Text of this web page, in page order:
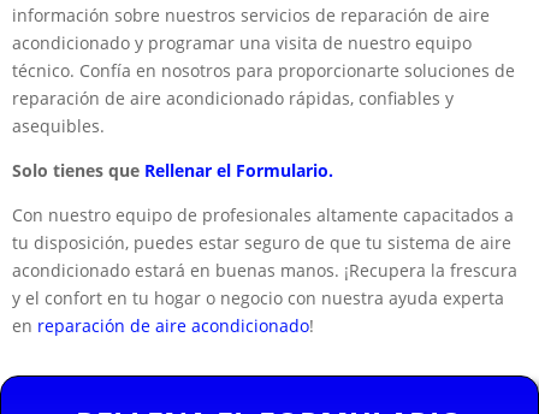
información sobre nuestros servicios de reparación de aire
acondicionado y programar una visita de nuestro equipo
técnico. Confía en nosotros para proporcionarte soluciones de
reparación de aire acondicionado rápidas, confiables y
asequibles.
Solo tienes que Rellenar el Formulario.
Con nuestro equipo de profesionales altamente capacitados a
tu disposición, puedes estar seguro de que tu sistema de aire
acondicionado estará en buenas manos. ¡Recupera la frescura
y el confort en tu hogar o negocio con nuestra ayuda experta
en reparación de aire acondicionado!